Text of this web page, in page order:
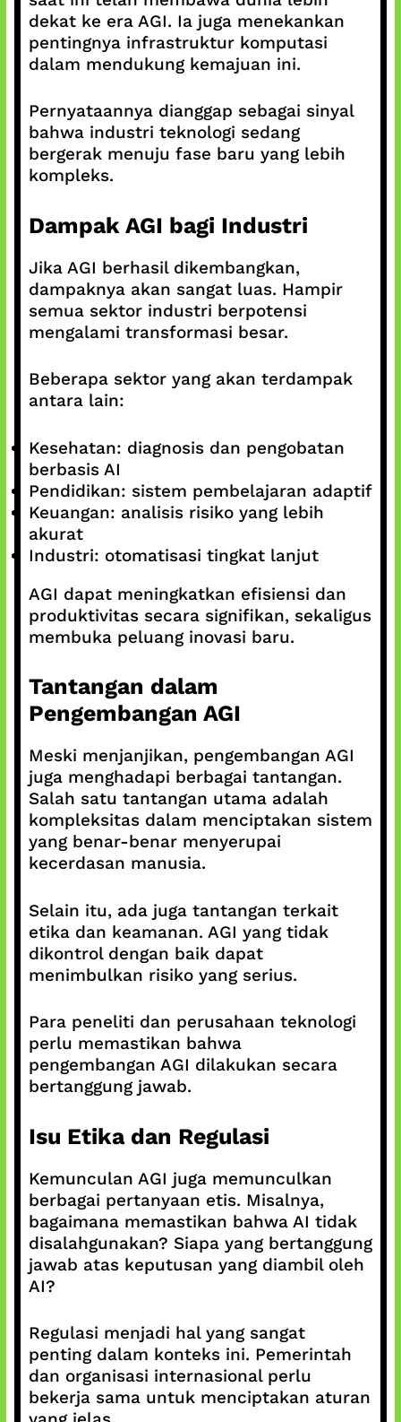
dekat ke era AGI. Ia juga menekankan
pentingnya infrastruktur komputasi
dalam mendukung kemajuan ini.
Pernyataannya dianggap sebagai sinyal
bahwa industri teknologi sedang
bergerak menuju fase baru yang lebih
kompleks.
Dampak AGI bagi Industri
Jika AGI berhasil dikembangkan,
dampaknya akan sangat luas. Hampir
semua sektor industri berpotensi
mengalami transformasi besar.
Beberapa sektor yang akan terdampak
antara lain:
Kesehatan: diagnosis dan pengobatan
berbasis AI
Pendidikan: sistem pembelajaran adaptif
Keuangan: analisis risiko yang lebih
akurat
Industri: otomatisasi tingkat lanjut
AGI dapat meningkatkan efisiensi dan
produktivitas secara signifikan, sekaligus
membuka peluang inovasi baru.
Tantangan dalam
Pengembangan AGI
Meski menjanjikan, pengembangan AGI
juga menghadapi berbagai tantangan.
Salah satu tantangan utama adalah
kompleksitas dalam menciptakan sistem
yang benar-benar menyerupai
kecerdasan manusia.
Selain itu, ada juga tantangan terkait
etika dan keamanan. AGI yang tidak
dikontrol dengan baik dapat
menimbulkan risiko yang serius.
Para peneliti dan perusahaan teknologi
perlu memastikan bahwa
pengembangan AGI dilakukan secara
bertanggung jawab.
Isu Etika dan Regulasi
Kemunculan AGI juga memunculkan
berbagai pertanyaan etis. Misalnya,
bagaimana memastikan bahwa AI tidak
disalahgunakan? Siapa yang bertanggung
jawab atas keputusan yang diambil oleh
AI?
Regulasi menjadi hal yang sangat
penting dalam konteks ini. Pemerintah
dan organisasi internasional perlu
bekerja sama untuk menciptakan aturan